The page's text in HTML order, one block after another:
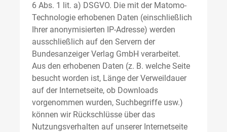
6 Abs. 1 lit. a) DSGVO. Die mit der Matomo-
Technologie erhobenen Daten (einschließlich
Ihrer anonymisierten IP-Adresse) werden
ausschließlich auf den Servern der
Bundesanzeiger Verlag GmbH verarbeitet.
Aus den erhobenen Daten (z. B. welche Seite
besucht worden ist, Länge der Verweildauer
auf der Internetseite, ob Downloads
vorgenommen wurden, Suchbegriffe usw.)
können wir Rückschlüsse über das
Nutzungsverhalten auf unserer Internetseite